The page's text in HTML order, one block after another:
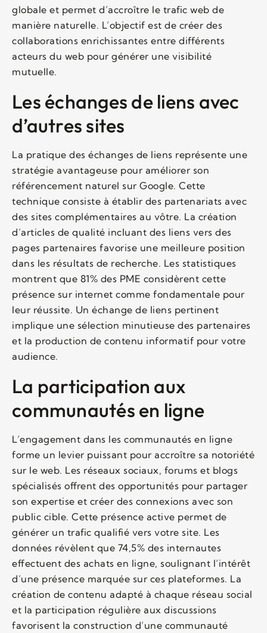
globale et permet d’accroître le trafic web de
manière naturelle. L’objectif est de créer des
collaborations enrichissantes entre différents
acteurs du web pour générer une visibilité
mutuelle.
Les échanges de liens avec
d’autres sites
La pratique des échanges de liens représente une
stratégie avantageuse pour améliorer son
référencement naturel sur Google. Cette
technique consiste à établir des partenariats avec
des sites complémentaires au vôtre. La création
d’articles de qualité incluant des liens vers des
pages partenaires favorise une meilleure position
dans les résultats de recherche. Les statistiques
montrent que 81% des PME considèrent cette
présence sur internet comme fondamentale pour
leur réussite. Un échange de liens pertinent
implique une sélection minutieuse des partenaires
et la production de contenu informatif pour votre
audience.
La participation aux
communautés en ligne
L’engagement dans les communautés en ligne
forme un levier puissant pour accroître sa notoriété
sur le web. Les réseaux sociaux, forums et blogs
spécialisés offrent des opportunités pour partager
son expertise et créer des connexions avec son
public cible. Cette présence active permet de
générer un trafic qualifié vers votre site. Les
données révèlent que 74,5% des internautes
effectuent des achats en ligne, soulignant l’intérêt
d’une présence marquée sur ces plateformes. La
création de contenu adapté à chaque réseau social
et la participation régulière aux discussions
favorisent la construction d’une communauté